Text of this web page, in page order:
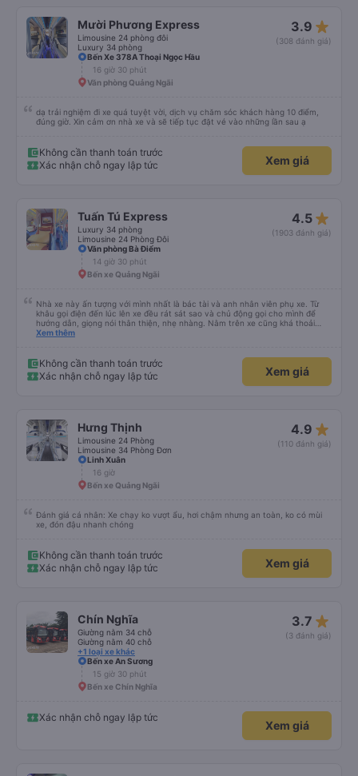
phát triển mạnh hơn🥰
Mười Phương Express
Limousine 24 phòng đôi
Luxury 34 phòng
3.9 star_rate
(308 đánh giá)
Bến Xe 378A Thoại Ngọc Hầu
16 giờ 30 phút
Văn phòng Quảng Ngãi
dạ trải nghiệm đi xe quá tuyệt vời, dịch vụ chăm sóc khách hàng 10 điểm,
đúng giờ. Xin cảm ơn nhà xe và sẽ tiếp tục đặt vé vào những lần sau ạ
Không cần thanh toán trước
Xác nhận chỗ ngay lập tức
Xem giá
Tuấn Tú Express
Luxury 34 phòng
Limousine 24 Phòng Đôi
4.5 star_rate
(1903 đánh giá)
Văn phòng Bà Điểm
14 giờ 30 phút
Bến xe Quảng Ngãi
Nhà xe này ấn tượng với mình nhất là bác tài và anh nhân viên phụ xe. Từ
khâu gọi điện đến lúc lên xe đều rát sát sao và chủ động gọi cho mình để
hướng dẫn, giọng nói thân thiện, nhẹ nhàng. Nằm trên xe cũng khá thoải
mái, chăn nệm nước suối đầy đủ. Chuyến xe của mình hầu hết là các cô bác
nhưng các anh hướng dẫn mình xuống ở đây không có ma nào dám chở đâu
( vì đây là địa bàn của thế lực xe ôm ngầm, dân chơi cỏ kẹo ke...) Và thế là
mình được chở xuống Ngã 3 thành , nơi sáng sủa an toàn hơn. Một Chuyến
Xem thêm
Không cần thanh toán trước
Xác nhận chỗ ngay lập tức
Xem giá
Hưng Thịnh
Limousine 24 Phòng
Limousine 34 Phòng Đơn
4.9 star_rate
(110 đánh giá)
Linh Xuân
16 giờ
Bến xe Quảng Ngãi
Đánh giá cá nhân: Xe chạy ko vượt ẩu, hơi chậm nhưng an toàn, ko có mùi
xe, đón đậu nhanh chóng
Không cần thanh toán trước
Xác nhận chỗ ngay lập tức
Xem giá
Chín Nghĩa
Giường nằm 34 chỗ
Giường nằm 40 chỗ
+1 loại xe khác
3.7 star_rate
(3 đánh giá)
Bến xe An Sương
15 giờ 30 phút
Bến xe Chín Nghĩa
Xác nhận chỗ ngay lập tức
Xem giá